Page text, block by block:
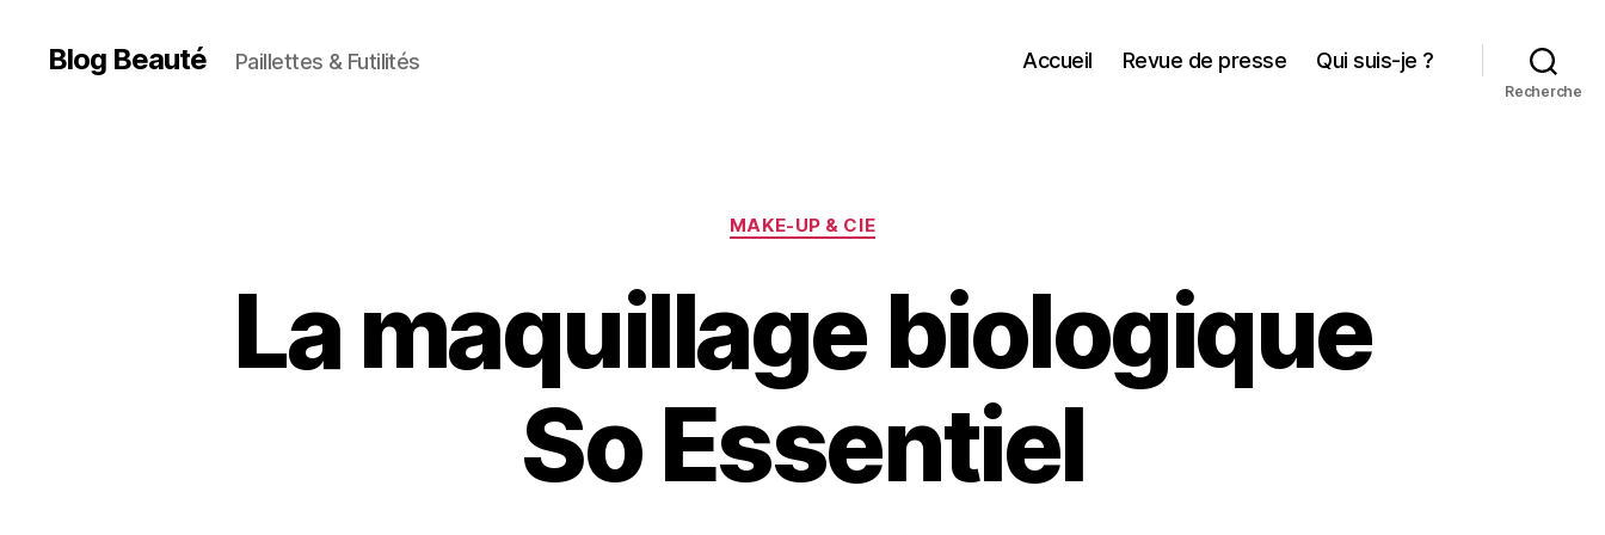
Blog Beauté Paillettes & Futilités Accueil Revue de presse Qui suis-je ?
Recherche
Catégories
MAKE-UP & CIE
La maquillage biologique
So Essentiel